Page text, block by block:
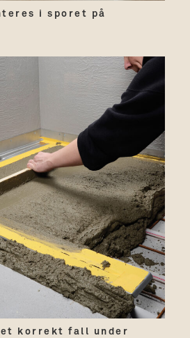
i sporet på
korrekt fall under